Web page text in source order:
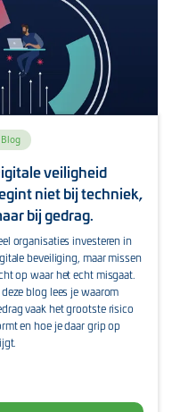
Blog
veiligheid
niet bij techniek,
bij gedrag.
organisaties investeren in
beveiliging, maar missen
op waar het echt misgaat.
deze blog lees je waarom
vaak het grootste risico
en hoe je daar grip op